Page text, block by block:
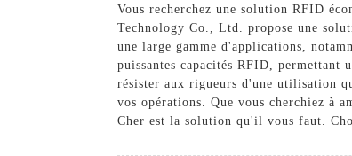
Vous recherchez une solution RFID
Technology Co., Ltd. propose une
une large gamme d'applications,
puissantes capacités RFID,
résister aux rigueurs d'une utilisation
vos opérations. Que vous cherchiez à
Cher est la solution qu'il vous faut.